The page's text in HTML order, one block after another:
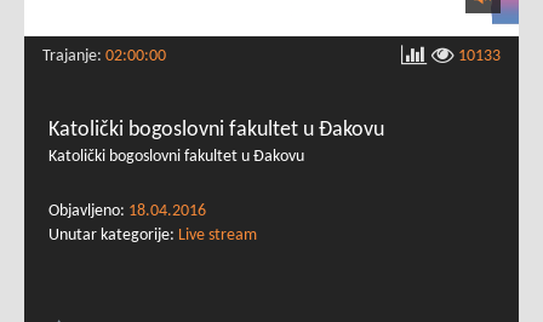
Trajanje: 02:00:00 10133
Katolički bogoslovni fakultet u Đakovu
Katolički bogoslovni fakultet u Đakovu
Objavljeno: 18.04.2016
Unutar kategorije: Live stream